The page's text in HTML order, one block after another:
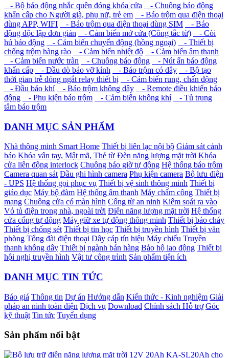
- Bộ báo động nhắc quên đóng khóa cửa
- Chuông báo động
khẩn cấp cho Người già, phụ nữ, trẻ em
- Báo trộm qua điện thoại
dùng APP, WIFI
- Báo trộm qua điện thoại dùng SIM
- Báo
động độc lập đơn giản
- Cảm biến mở cửa (Công tắc từ)
- Còi
hú báo động
- Cảm biến chuyển động (hồng ngoại)
- Thiết bị
chống trộm hàng rào
- Cảm biến nhiệt độ
- Cảm biến âm thanh
- Cảm biến nước tràn
- Chuông báo động
- Nút ấn báo động
khẩn cấp
- Đầu dò báo vỡ kính - Báo trộm có dây
- Bộ tạo
thời gian trễ đóng ngắt relay thiết bị
- Cảm biến rung, chấn động
- Đầu báo khí
- Báo trộm không dây
- Remote điều khiển báo
động
- Phụ kiện báo trộm - Cảm biến không khí
- Tủ trung
tâm báo trộm
DANH MỤC SẢN PHẨM
Nhà thông minh Smart Home Thiết bị liên lạc nội bộ Giám sát cảnh
báo Khóa vân tay, Mật mã, Thẻ từ Đèn năng lượng mặt trời Khóa
cửa liên động interlock Chuông báo giờ tự động Hệ thống báo trộm
Camera quan sát Đầu ghi hình camera Phụ kiện camera Bộ lưu điện
- UPS Hệ thống gọi phục vụ Thiết bị vệ sinh thông minh Thiết bị
giáo dục Máy bộ đàm Hệ thống âm thanh Máy chấm công Thiết bị
mạng Chuông cửa có màn hình Cổng từ an ninh Kiểm soát ra vào
Vỏ tủ điện trong nhà, ngoài trời Điện năng lượng mặt trời Hệ thống
cửa cổng tự động Máy giữ xe tự động thông minh Thiết bị báo cháy
Thiết bị chống sét Thiết bị tin học Thiết bị truyền hình Thiết bị văn
phòng Tổng đài điện thoại Dây cáp tín hiệu Máy chiếu Truyền
thanh không dây Thiết bị ngành bán hàng Bảo hộ lao động Thiết bị
hội nghị truyền hình Vật tư công trình Sản phẩm tiện ích
DANH MỤC TIN TỨC
Báo giá Thông tin Dự án Hướng dẫn Kiến thức - Kinh nghiệm Giải
pháp an ninh toàn diện Dịch vụ Download Chính sách Hỗ trợ Góc
kỹ thuật Tin tức Tuyển dụng
Sản phẩm nổi bật